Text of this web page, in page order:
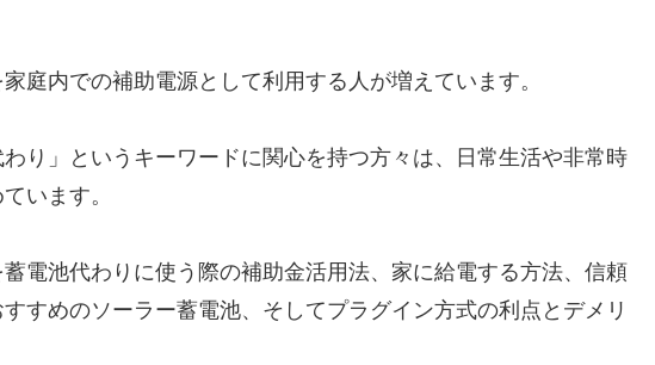
庭内での補助電源として利用する人が増えています。
り」というキーワードに関心を持つ方々は、日常生活や非常時
います。
電池代わりに使う際の補助金活用法、家に給電する方法、信頼
すめのソーラー蓄電池、そしてプラグイン方式の利点とデメリ